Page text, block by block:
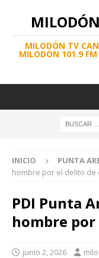
MILODÓN TV
MILODÓN 101.9
INICIO PUNTA
hombre por el delito de
PDI Punta
hombre
junio 2, 2026